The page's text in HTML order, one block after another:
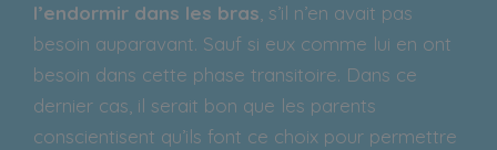
l’endormir dans les bras, s’il n’en avait pas
besoin auparavant. Sauf si eux comme lui en ont
besoin dans cette phase transitoire. Dans ce
dernier cas, il serait bon que les parents
conscientisent qu’ils font ce choix pour permettre